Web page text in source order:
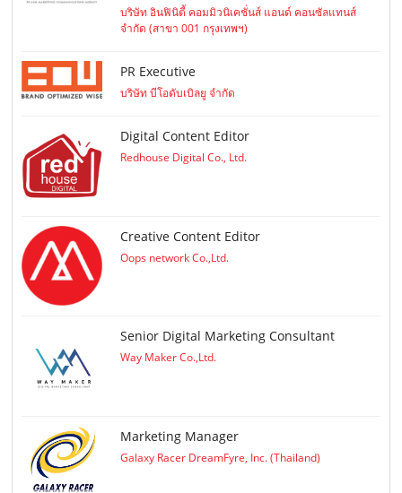
บริษัท อินฟินิตี้ คอมมิวนิเคชั่นส์ แอนด์ คอนซัลแทนส์
จำกัด (สาขา 001 กรุงเทพฯ)
PR Executive
บริษัท บีโอดับเบิลยู จำกัด
Digital Content Editor
Redhouse Digital Co., Ltd.
Creative Content Editor
Oops network Co.,Ltd.
Senior Digital Marketing Consultant
Way Maker Co.,Ltd.
Marketing Manager
Galaxy Racer DreamFyre, Inc. (Thailand)